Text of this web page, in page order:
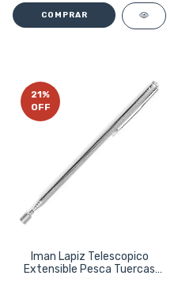
21%
OFF
Iman Lapiz Telescopico
Extensible Pesca Tuercas